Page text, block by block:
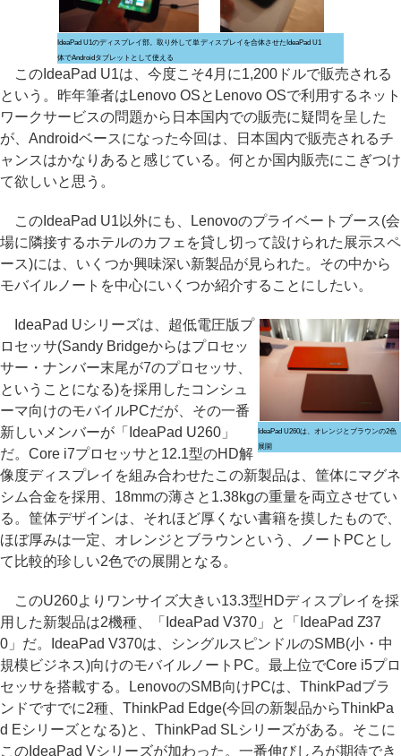
IdeaPad U1のディスプレイ部。取り外して単
体でAndroidタブレットとして使える
ディスプレイを合体させたIdeaPad U1
このIdeaPad U1は、今度こそ4月に1,200ドルで販売される
という。昨年筆者はLenovo OSとLenovo OSで利用するネット
ワークサービスの問題から日本国内での販売に疑問を呈した
が、Androidベースになった今回は、日本国内で販売されるチ
ャンスはかなりあると感じている。何とか国内販売にこぎつけ
て欲しいと思う。
このIdeaPad U1以外にも、Lenovoのプライベートブース(会
場に隣接するホテルのカフェを貸し切って設けられた展示スペ
ース)には、いくつか興味深い新製品が見られた。その中から
モバイルノートを中心にいくつか紹介することにしたい。
IdeaPad U260は、オレンジとブラウンの2色
展開
IdeaPad Uシリーズは、超低電圧版プ
ロセッサ(Sandy Bridgeからはプロセッ
サー・ナンバー末尾が7のプロセッサ、
ということになる)を採用したコンシュ
ーマ向けのモバイルPCだが、その一番
新しいメンバーが「IdeaPad U260」
だ。Core i7プロセッサと12.1型のHD解
像度ディスプレイを組み合わせたこの新製品は、筐体にマグネ
シム合金を採用、18mmの薄さと1.38kgの重量を両立させてい
る。筐体デザインは、それほど厚くない書籍を摸したもので、
ほぼ厚みは一定、オレンジとブラウンという、ノートPCとし
て比較的珍しい2色での展開となる。
このU260よりワンサイズ大きい13.3型HDディスプレイを採
用した新製品は2機種、「IdeaPad V370」と「IdeaPad Z37
0」だ。IdeaPad V370は、シングルスピンドルのSMB(小・中
規模ビジネス)向けのモバイルノートPC。最上位でCore i5プロ
セッサを搭載する。LenovoのSMB向けPCは、ThinkPadブラ
ンドですでに2種、ThinkPad Edge(今回の新製品からThinkPa
d Eシリーズとなる)と、ThinkPad SLシリーズがある。そこに
このIdeaPad Vシリーズが加わった。一番伸びしろが期待でき